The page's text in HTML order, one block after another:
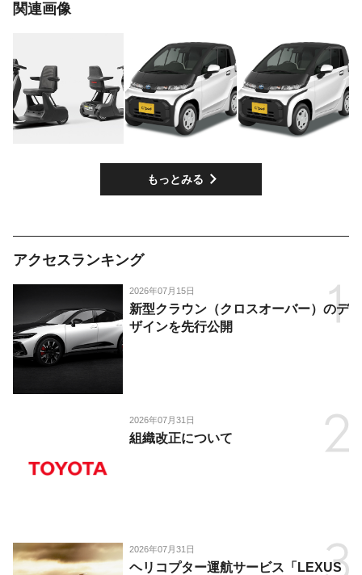
関連画像
もっとみる
アクセスランキング
2026年07月15日
新型クラウン（クロスオーバー）のデ
ザインを先行公開
2026年07月31日
組織改正について
2026年07月31日
ヘリコプター運航サービス「LEXUS